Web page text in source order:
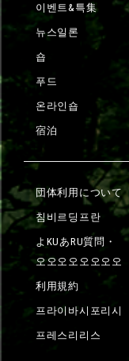
이벤트&특集
뉴스일론
숍
푸드
온라인숍
宿泊
団体利用について
침비르딩프란
よKUあRU質問・
오오오오오오오오
利用規約
프라이바시포리시
프레스리리스